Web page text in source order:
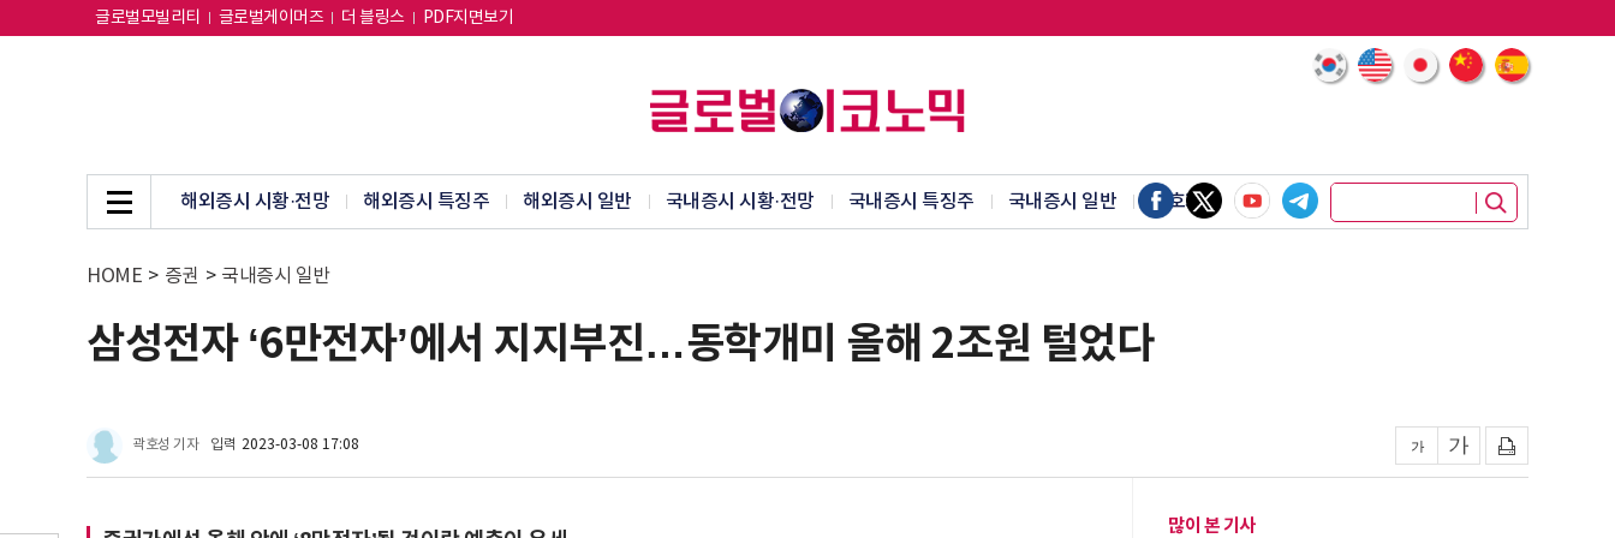
글로벌모빌리티 글로벌게이머즈 더 블링스 PDF지면보기
해외증시 시황·전망 해외증시 특징주 해외증시 일반 국내증시 시황·전망 국내증시 특징주 국내증시 일반 암호화폐
HOME > 증권 > 국내증시 일반
삼성전자 ‘6만전자’에서 지지부진…동학개미 올해 2조원 털었다
곽호성 기자 입력 2023-03-08 17:08
많이 본 기사